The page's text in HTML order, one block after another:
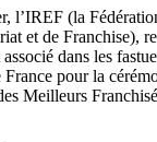
l’IREF (la
et de Franchise),
dans les
pour la
Meilleurs